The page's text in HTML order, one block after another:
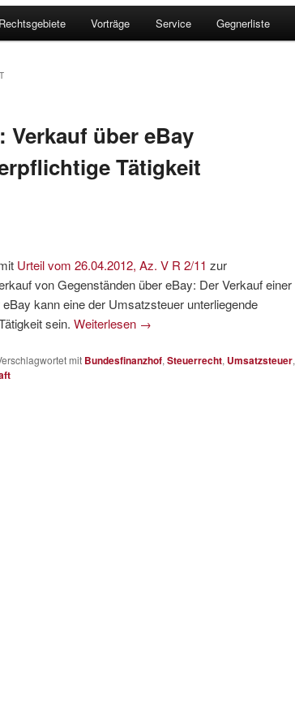
Rechtsgebiete Vorträge Service Gegnerliste
über eBay
Tätigkeit
Urteil vom 26.04.2012, Az. V R 2/11 zur
von Gegenständen über eBay: Der Verkauf einer
kann eine der Umsatzsteuer unterliegende
sein. Weiterlesen →
mit Bundesfinanzhof, Steuerrecht, Umsatzsteuer,